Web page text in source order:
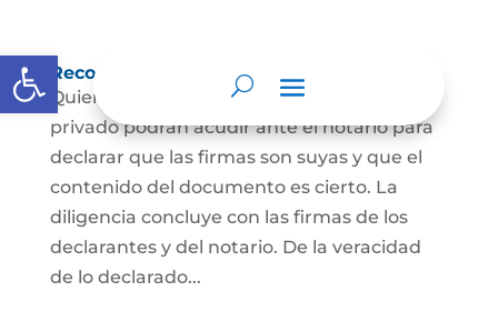
Abrir barra de herramientas
Reconocimiento de firma y contenido
Quienes hayan firmado un documento
privado podrán acudir ante el notario para
declarar que las firmas son suyas y que el
contenido del documento es cierto. La
diligencia concluye con las firmas de los
declarantes y del notario. De la veracidad
de lo declarado...